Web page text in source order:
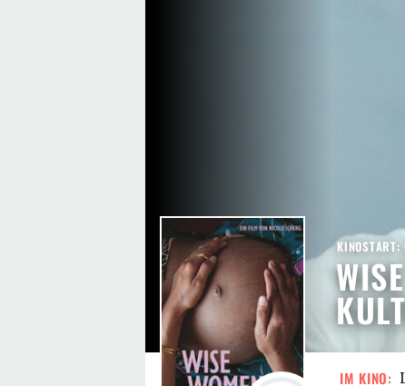
IM KINO: